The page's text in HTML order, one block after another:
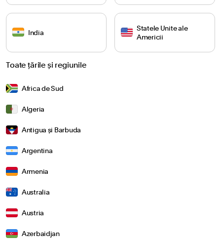
India
Statele Unite ale
Americii
Toate țările și regiunile
Africa de Sud
Algeria
Antigua și Barbuda
Argentina
Armenia
Australia
Austria
Azerbaidjan